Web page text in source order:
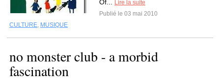
Of...
Lire la suite
Publié le 03 mai 2010
CULTURE, MUSIQUE
no monster club - a morbid
fascination